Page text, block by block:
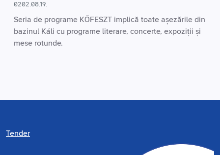
0202.08.19.
Seria de programe KŐFESZT implică toate așezările din
bazinul Káli cu programe literare, concerte, expoziții și
mese rotunde.
Tender